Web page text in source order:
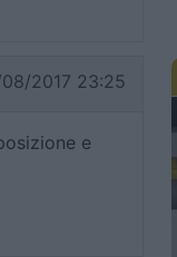
2017 23:25
e